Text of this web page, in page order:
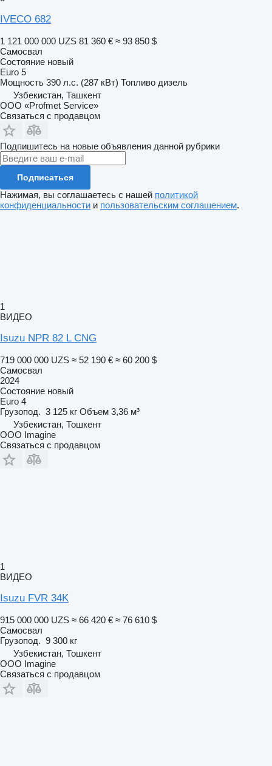
IVECO 682
1 121 000 000 UZS 81 360 € ≈ 93 850 $
Самосвал
Состояние новый
Euro 5
Мощность 390 л.с. (287 кВт) Топливо дизель
Узбекистан, Ташкент
ООО «Profmet Service»
Связаться с продавцом
Подпишитесь на новые объявления данной рубрики
Подписаться
Нажимая, вы соглашаетесь с нашей политикой
конфиденциальности и пользовательским соглашением.
1
ВИДЕО
Isuzu NPR 82 L CNG
719 000 000 UZS ≈ 52 190 € ≈ 60 200 $
Самосвал
2024
Состояние новый
Euro 4
Грузопод. 3 125 кг Объем 3,36 м³
Узбекистан, Тошкент
OOO Imagine
Связаться с продавцом
1
ВИДЕО
Isuzu FVR 34K
915 000 000 UZS ≈ 66 420 € ≈ 76 610 $
Самосвал
Грузопод. 9 300 кг
Узбекистан, Тошкент
OOO Imagine
Связаться с продавцом